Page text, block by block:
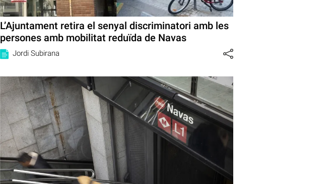
L’Ajuntament retira el senyal discriminatori amb les
persones amb mobilitat reduïda de Navas
Jordi Subirana